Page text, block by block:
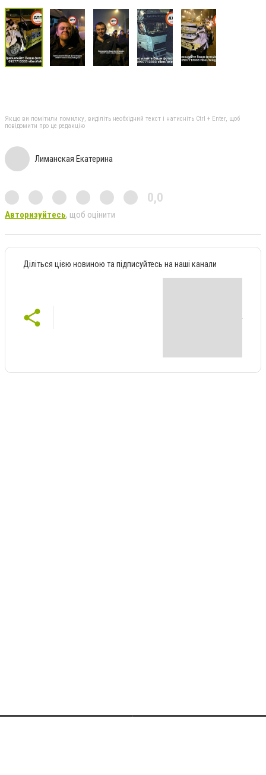
Якщо ви помітили помилку, виділіть необхідний текст і натисніть Ctrl + Enter, щоб
повідомити про це редакцію
Лиманская Екатерина
0,0
Авторизуйтесь, щоб оцінити
Діліться цією новиною та підписуйтесь на наші канали